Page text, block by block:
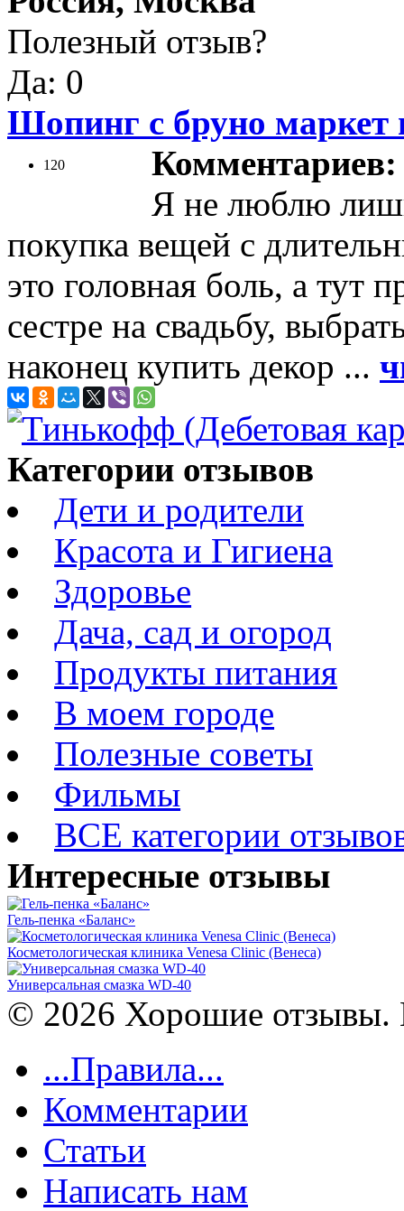
Полезный отзыв?
Да: 0
Шопинг с бруно маркет
120
Комментариев:
Я не люблю
покупка вещей с
это головная боль, а тут
сестре на свадьбу,
наконец купить декор ...
Категории отзывов
Дети и родители
Красота и Гигиена
Здоровье
Дача, сад и огород
Продукты питания
В моем городе
Полезные советы
Фильмы
ВСЕ категории
Интересные отзывы
Гель-пенка «Баланс»
Косметологическая клиника Venesa Clinic (Венеса)
Универсальная смазка WD-40
© 2026 Хорошие отзывы.
...Правила...
Комментарии
Статьи
Написать нам